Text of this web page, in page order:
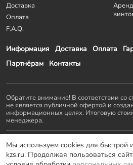
Информация Доставка Оплата
Партнёрам
Контакты
Доставка
Оплата
F.A.Q.
Обратите внимание! В соответствии со
не является публичной офертой и
информационных целях. Итоговую
менеджера.
Остальные проекты KZS GROUP
Домостроение
Заборы и ворота
Мебель LOFT
Мы используем cookies для быстрой
kzs.ru. Продолжая пользоваться